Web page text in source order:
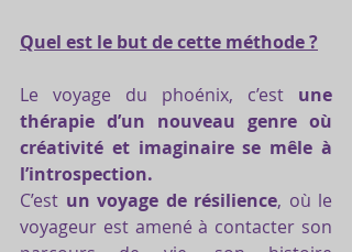
Quel est le but de cette méthode ?
Le voyage du phoénix, c’est une
thérapie d’un nouveau genre où
créativité et imaginaire se mêle à
l’introspection.
C’est un voyage de résilience, où le
voyageur est amené à contacter son